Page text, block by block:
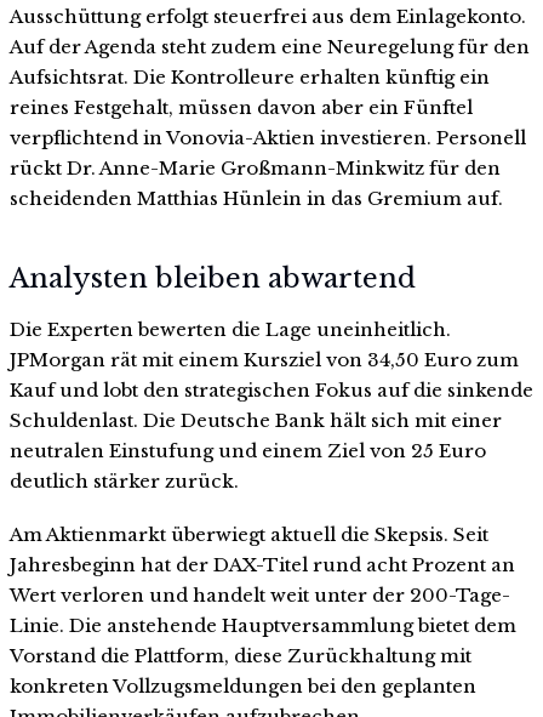
Ausschüttung erfolgt steuerfrei aus dem Einlagekonto.
Auf der Agenda steht zudem eine Neuregelung für den
Aufsichtsrat. Die Kontrolleure erhalten künftig ein
reines Festgehalt, müssen davon aber ein Fünftel
verpflichtend in Vonovia-Aktien investieren. Personell
rückt Dr. Anne-Marie Großmann-Minkwitz für den
scheidenden Matthias Hünlein in das Gremium auf.
Analysten bleiben abwartend
Die Experten bewerten die Lage uneinheitlich.
JPMorgan rät mit einem Kursziel von 34,50 Euro zum
Kauf und lobt den strategischen Fokus auf die sinkende
Schuldenlast. Die Deutsche Bank hält sich mit einer
neutralen Einstufung und einem Ziel von 25 Euro
deutlich stärker zurück.
Am Aktienmarkt überwiegt aktuell die Skepsis. Seit
Jahresbeginn hat der DAX-Titel rund acht Prozent an
Wert verloren und handelt weit unter der 200-Tage-
Linie. Die anstehende Hauptversammlung bietet dem
Vorstand die Plattform, diese Zurückhaltung mit
konkreten Vollzugsmeldungen bei den geplanten